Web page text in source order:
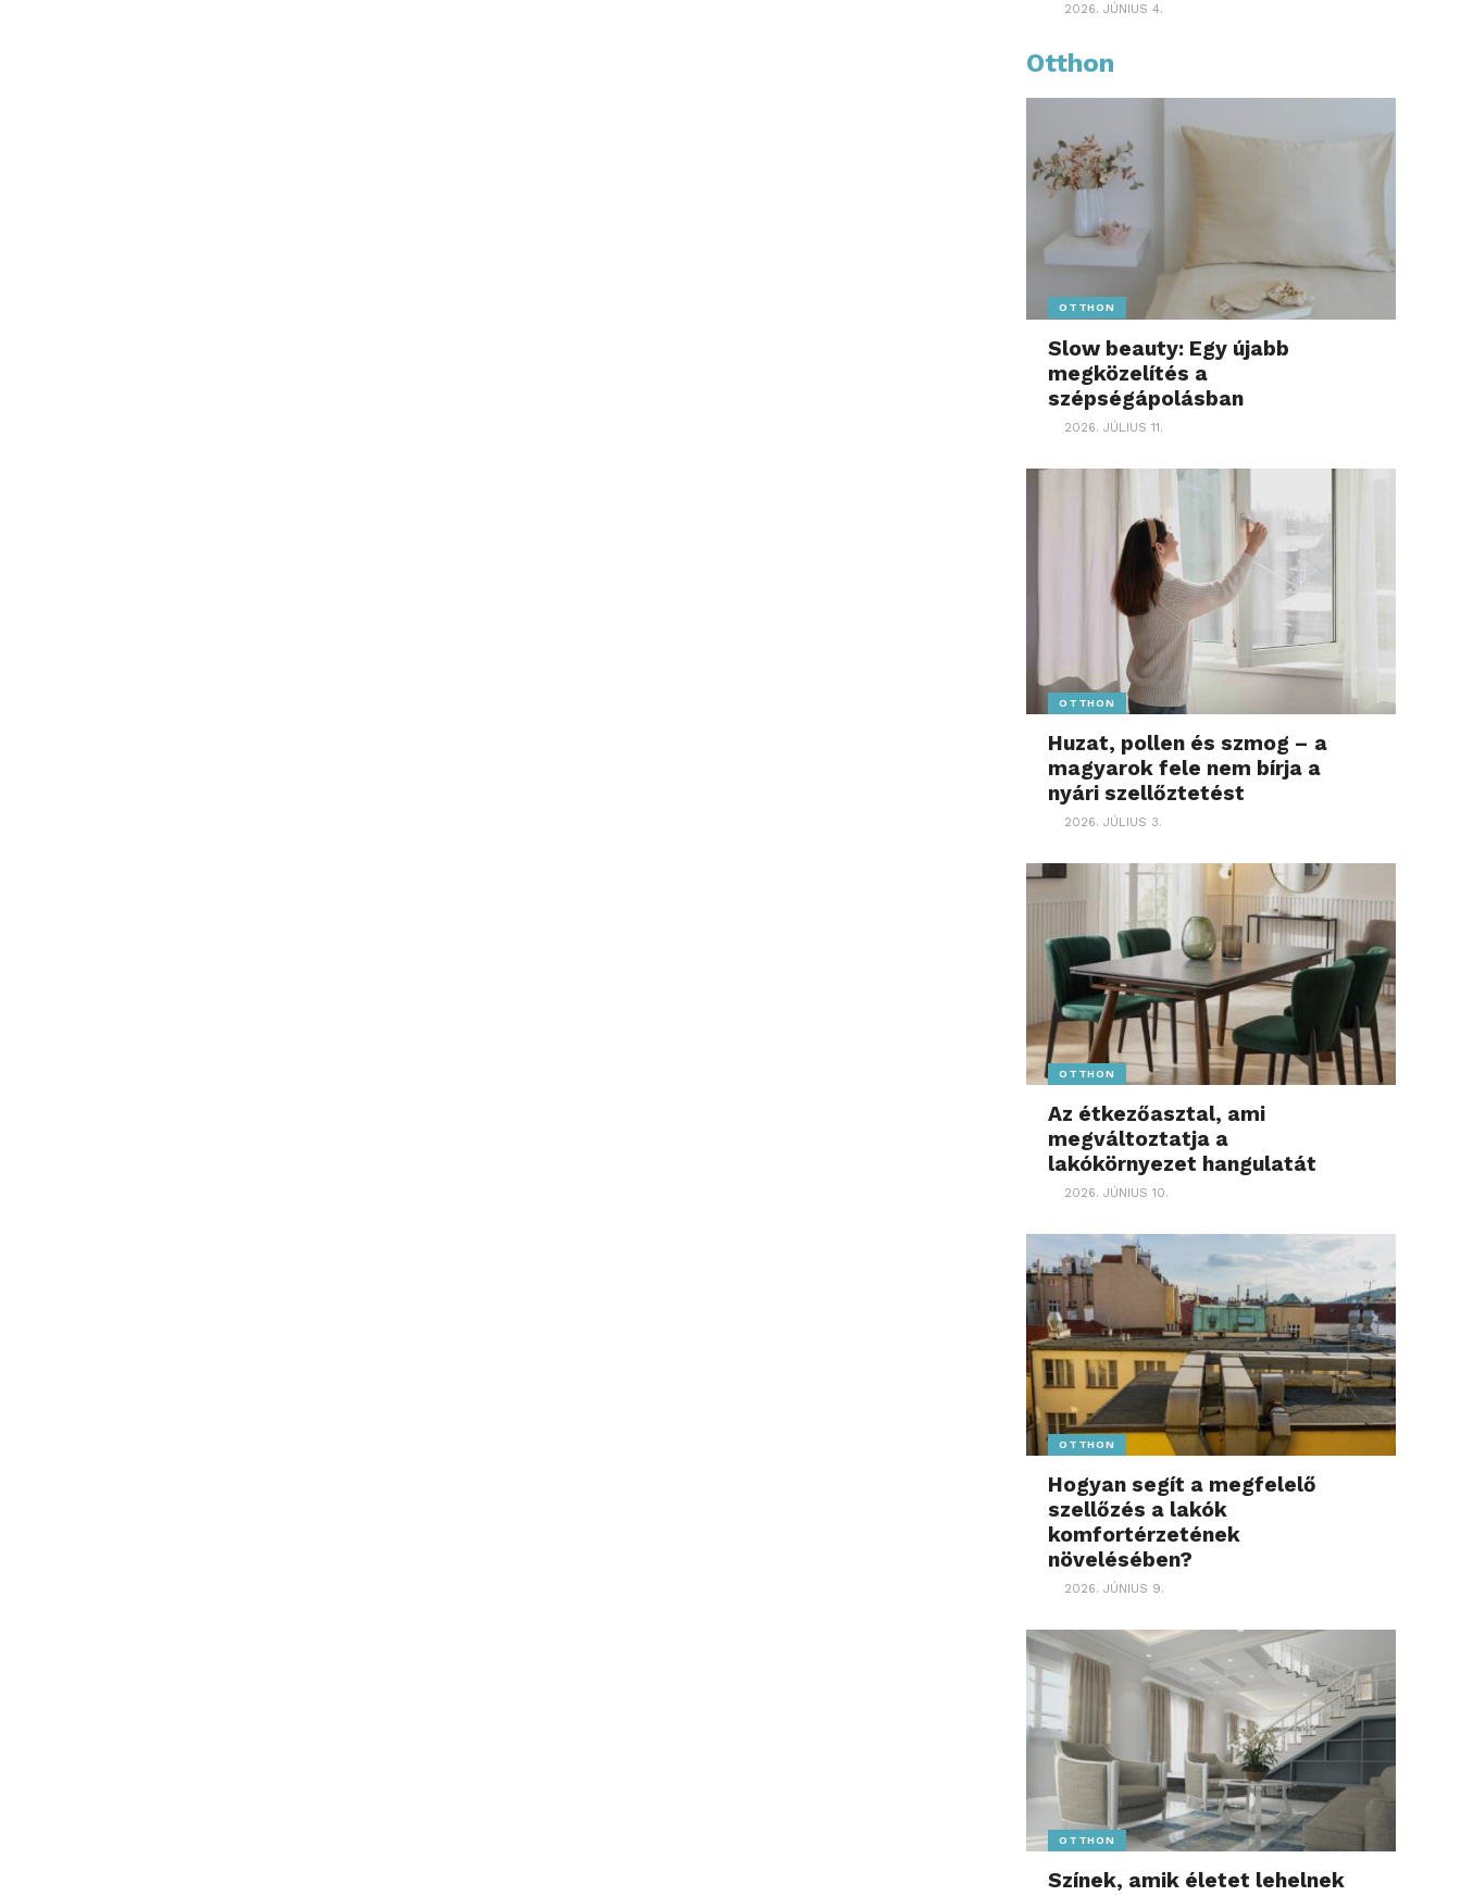
2026. JÚNIUS 4.
Otthon
OTTHON
Slow beauty: Egy újabb
megközelítés a
szépségápolásban
2026. JÚLIUS 11.
OTTHON
Huzat, pollen és szmog – a
magyarok fele nem bírja a
nyári szellőztetést
2026. JÚLIUS 3.
OTTHON
Az étkezőasztal, ami
megváltoztatja a
lakókörnyezet hangulatát
2026. JÚNIUS 10.
OTTHON
Hogyan segít a megfelelő
szellőzés a lakók
komfortérzetének
növelésében?
2026. JÚNIUS 9.
OTTHON
Színek, amik életet lehelnek